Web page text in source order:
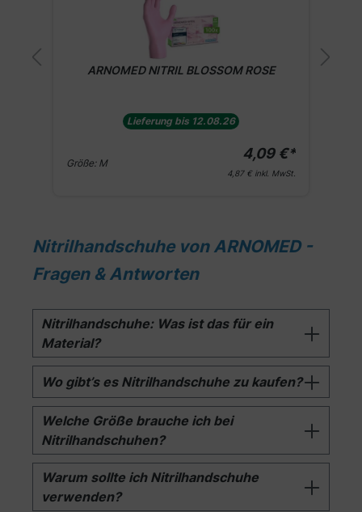
ARNOMED NITRIL ICE BLUE
Lieferung bis 12.08.26
Größe: M
4,09 €*
4,87 €inkl. MwSt.
Nitrilhandschuhe von ARNOMED -
Fragen & Antworten
Nitrilhandschuhe: Was ist das für ein
Material?
Wo gibt’s es Nitrilhandschuhe zu kaufen?
Welche Größe brauche ich bei
Nitrilhandschuhen?
Warum sollte ich Nitrilhandschuhe
verwenden?